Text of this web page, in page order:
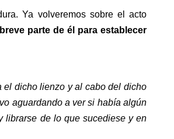
Ya volveremos sobre el acto
parte de él para establecer
el dicho lienzo y al cabo del dicho
aguardando a ver si había algún
librarse de lo que sucediese y en